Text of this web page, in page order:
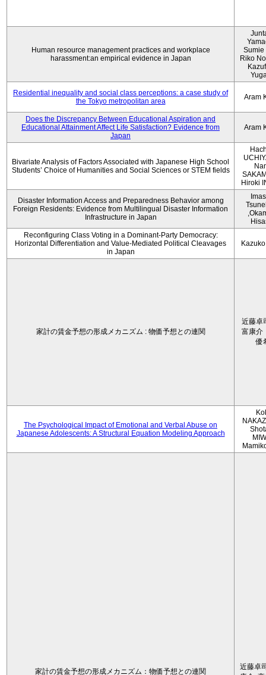
Human resource management practices and workplace
harassment:an empirical evidence in Japan
Sumie
Riko
Residential inequality and social class perceptions: a case study of
the Tokyo metropolitan area
Aram
Does the Discrepancy Between Educational Aspiration and
Educational Attainment Affect Life Satisfaction? Evidence from
Japan
Aram
Bivariate Analysis of Factors Associated with Japanese High School
Students’ Choice of Humanities and Social Sciences or STEM fields
Hiroki
Disaster Information Access and Preparedness Behavior among
Foreign Residents: Evidence from Multilingual Disaster Information
Infrastructure in Japan
Reconfiguring Class Voting in a Dominant-Party Democracy:
Horizontal Differentiation and Value-Mediated Political Cleavages
in Japan
家計の賃金予想の形成メカニズム : 物価予想との連関
近藤卓
富康介
優
The Psychological Impact of Emotional and Verbal Abuse on
Japanese Adolescents: A Structural Equation Modeling Approach
家計の賃金予想の形成メカニズム：物価予想との連関
近藤卓